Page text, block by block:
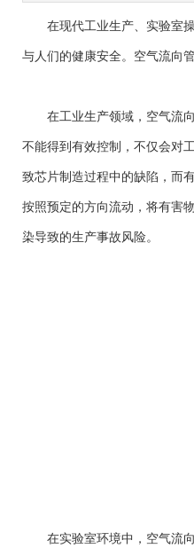
在现代工业生产、实验室操
与人们的健康安全。空气流向
在工业生产领域，空气流向
不能得到有效控制，不仅会对
致芯片制造过程中的缺陷，而
按照预定的方向流动，将有害
染导致的生产事故风险。
在实验室环境中，空气流向